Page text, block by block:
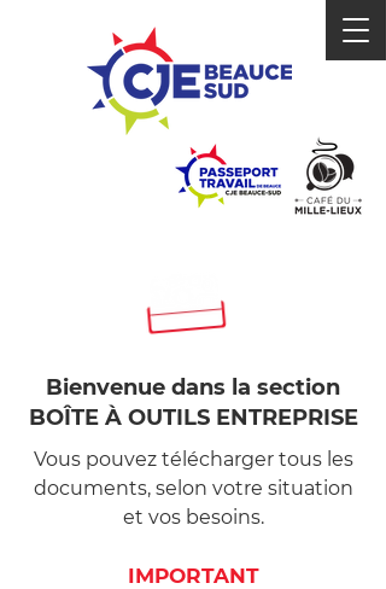
Bienvenue dans la section
BOÎTE À OUTILS ENTREPRISE
Vous pouvez télécharger tous les
documents, selon votre situation
et vos besoins.
IMPORTANT